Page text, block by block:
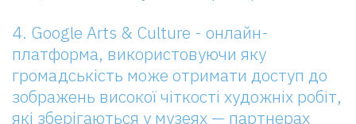
4. Google Arts & Culture - онлайн-
платформа, використовуючи яку
громадськість може отримати доступ до
зображень високої чіткості художніх робіт,
які зберігаються у музеях — партнерах